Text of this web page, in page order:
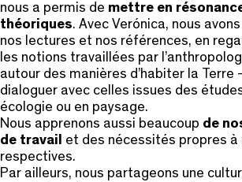
nous a permis de mettre en
théoriques. Avec Verónica, nous
nos lectures et nos références, en
les notions travaillées par
autour des manières d’habiter la Terre
dialoguer avec celles issues des
écologie ou en paysage.
Nous apprenons aussi beaucoup de
de travail
et des nécessités propres à
respectives.
Par ailleurs, nous partageons une